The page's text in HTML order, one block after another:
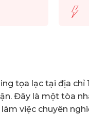
tọa lạc tại địa
Đây là một tòa
việc chuyên